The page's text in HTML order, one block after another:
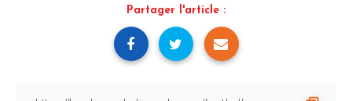
Partager l'article :